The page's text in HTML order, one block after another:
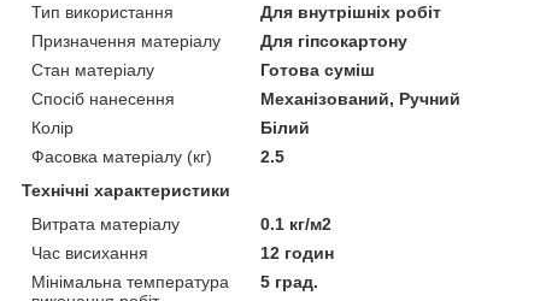
Тип використання
Для внутрішніх робіт
Призначення матеріалу
Для гіпсокартону
Стан матеріалу
Готова суміш
Спосіб нанесення
Механізований, Ручний
Колір
Білий
Фасовка матеріалу (кг)
2.5
Технічні характеристики
Витрата матеріалу
0.1 кг/м2
Час висихання
12 годин
Мінімальна температура
5 град.